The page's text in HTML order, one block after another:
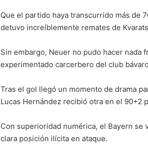
Que el partido haya transcurrido más de
detuvo increíblemente remates de
Sin embargo, Neuer no pudo hacer nada
experimentado carcerbero del club
Tras el gol llegó un momento de drama
Lucas Hernández recibió otra en el 90+2
Con superioridad numérica, el Bayern se
clara posición ilícita en ataque.